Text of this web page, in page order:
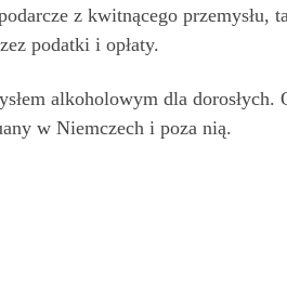
z kwitnącego przemysłu,
podatki i opłaty.
alkoholowym dla dorosłych.
w Niemczech i poza nią.